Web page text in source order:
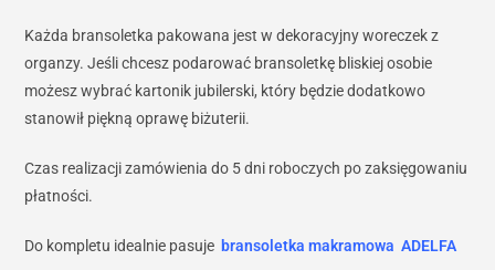
Każda bransoletka pakowana jest w dekoracyjny woreczek z
organzy. Jeśli chcesz podarować bransoletkę bliskiej osobie
możesz wybrać kartonik jubilerski, który będzie dodatkowo
stanowił piękną oprawę biżuterii.
Czas realizacji zamówienia do 5 dni roboczych po zaksięgowaniu
płatności.
Do kompletu idealnie pasuje bransoletka makramowa ADELFA